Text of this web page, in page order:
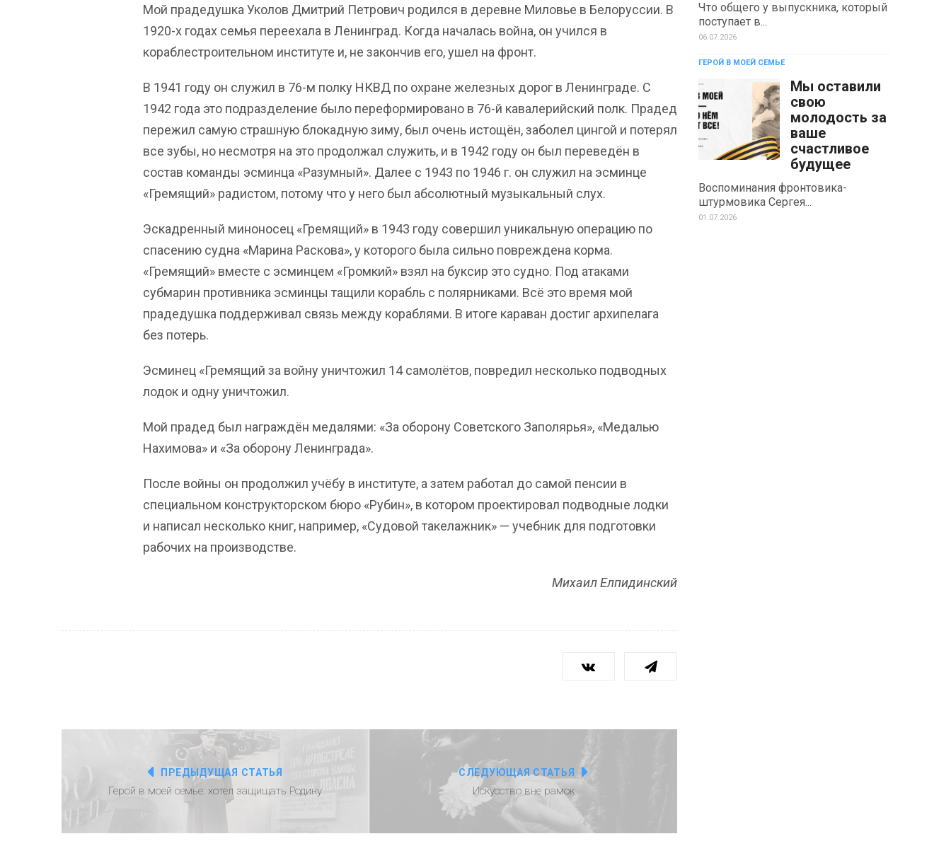
Мой прадедушка Уколов Дмитрий Петрович родился в деревне Миловье в Белоруссии. В
1920-х годах семья переехала в Ленинград. Когда началась война, он учился в
кораблестроительном институте и, не закончив его, ушел на фронт.
В 1941 году он служил в 76-м полку НКВД по охране железных дорог в Ленинграде. С
1942 года это подразделение было переформировано в 76-й кавалерийский полк. Прадед
пережил самую страшную блокадную зиму, был очень истощён, заболел цингой и потерял
все зубы, но несмотря на это продолжал служить, и в 1942 году он был переведён в
состав команды эсминца «Разумный». Далее с 1943 по 1946 г. он служил на эсминце
«Гремящий» радистом, потому что у него был абсолютный музыкальный слух.
Эскадренный миноносец «Гремящий» в 1943 году совершил уникальную операцию по
спасению судна «Марина Раскова», у которого была сильно повреждена корма.
«Гремящий» вместе с эсминцем «Громкий» взял на буксир это судно. Под атаками
субмарин противника эсминцы тащили корабль с полярниками. Всё это время мой
прадедушка поддерживал связь между кораблями. В итоге караван достиг архипелага
без потерь.
Эсминец «Гремящий за войну уничтожил 14 самолётов, повредил несколько подводных
лодок и одну уничтожил.
Мой прадед был награждён медалями: «За оборону Советского Заполярья», «Медалью
Нахимова» и «За оборону Ленинграда».
После войны он продолжил учёбу в институте, а затем работал до самой пенсии в
специальном конструкторском бюро «Рубин», в котором проектировал подводные лодки
и написал несколько книг, например, «Судовой такелажник» — учебник для подготовки
рабочих на производстве.
Михаил Елпидинский
ПРЕДЫДУЩАЯ СТАТЬЯ
Герой в моей семье: хотел защищать Родину
СЛЕДУЮЩАЯ СТАТЬЯ
Искусство вне рамок
Что общего у выпускника, который
поступает в...
06.07.2026
ГЕРОЙ В МОЕЙ СЕМЬЕ
Мы оставили
свою
молодость за
ваше
счастливое
будущее
Воспоминания фронтовика-
штурмовика Сергея...
01.07.2026